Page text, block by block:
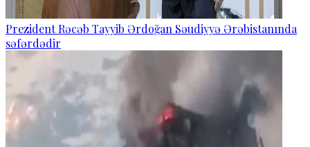
Prezident Rəcəb Tayyib Ərdoğan Səudiyyə Ərəbistanında
səfərdədir